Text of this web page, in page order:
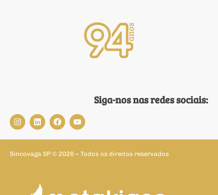
Siga-nos nas redes sociais:
Sincovaga SP © 2026 – Todos os direitos reservados